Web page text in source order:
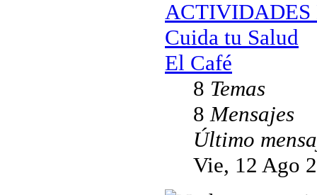
ACTIVIDADES
Cuida tu Salud
El Café
8 Temas
8Mensajes
Último
Vie, 12 Ago